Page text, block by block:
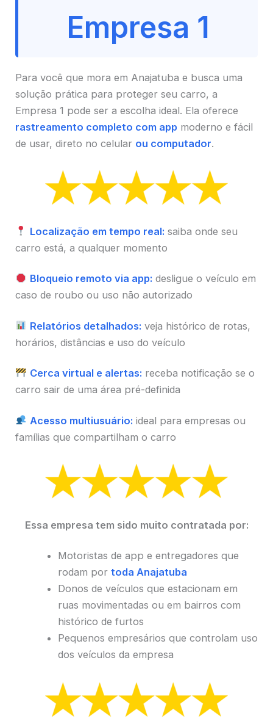
Empresa 1
Para você que mora em Anajatuba e busca uma
solução prática para proteger seu carro, a
Empresa 1 pode ser a escolha ideal. Ela oferece
rastreamento completo com app moderno e fácil
de usar, direto no celular ou computador.
Localização em tempo real: saiba onde seu
carro está, a qualquer momento
Bloqueio remoto via app: desligue o veículo em
caso de roubo ou uso não autorizado
Relatórios detalhados: veja histórico de rotas,
horários, distâncias e uso do veículo
Cerca virtual e alertas: receba notificação se o
carro sair de uma área pré-definida
Acesso multiusuário: ideal para empresas ou
famílias que compartilham o carro
Essa empresa tem sido muito contratada por:
Motoristas de app e entregadores que
rodam por toda Anajatuba
Donos de veículos que estacionam em
ruas movimentadas ou em bairros com
histórico de furtos
Pequenos empresários que controlam uso
dos veículos da empresa